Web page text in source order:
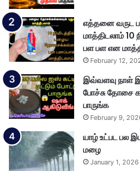
எத்தனை வருட
மாத்திடலாம்
பள பள என
February 12,
இவ்வளவு நாள்
போச்சு தோசை
பாருங்க
February 9,
யாழ் உட்பட பல
மழை
January 1, 2026